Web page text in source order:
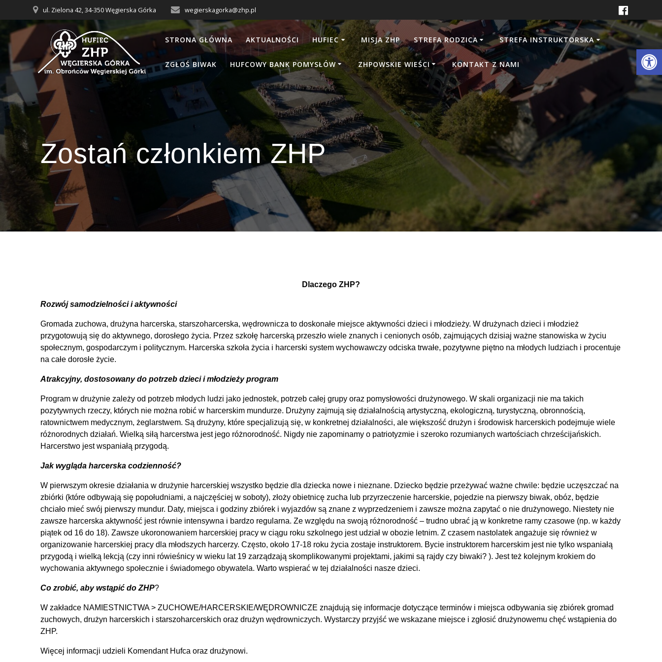
do
treści
ul. Zielona 42, 34-350 Węgierska Górka wegierskagorka@zhp.pl
STRONA GŁÓWNA AKTUALNOŚCI HUFIEC MISJA ZHP STREFA RODZICA STREFA INSTRUKTORSKA
ZGŁOŚ BIWAK HUFCOWY BANK POMYSŁÓW ZHPOWSKIE WIEŚCI KONTAKT Z NAMI
Zostań członkiem ZHP
Dlaczego ZHP?
Rozwój samodzielności i aktywności
Gromada zuchowa, drużyna harcerska, starszoharcerska, wędrownicza to doskonałe miejsce aktywności dzieci i młodzieży. W drużynach dzieci i młodzież
przygotowują się do aktywnego, dorosłego życia. Przez szkołę harcerską przeszło wiele znanych i cenionych osób, zajmujących dzisiaj ważne stanowiska w życiu
społecznym, gospodarczym i politycznym. Harcerska szkoła życia i harcerski system wychowawczy odciska trwałe, pozytywne piętno na młodych ludziach i procentuje
na całe dorosłe życie.
Atrakcyjny, dostosowany do potrzeb dzieci i młodzieży program
Program w drużynie zależy od potrzeb młodych ludzi jako jednostek, potrzeb całej grupy oraz pomysłowości drużynowego. W skali organizacji nie ma takich
pozytywnych rzeczy, których nie można robić w harcerskim mundurze. Drużyny zajmują się działalnością artystyczną, ekologiczną, turystyczną, obronnością,
ratownictwem medycznym, żeglarstwem. Są drużyny, które specjalizują się, w konkretnej działalności, ale większość drużyn i środowisk harcerskich podejmuje wiele
różnorodnych działań. Wielką siłą harcerstwa jest jego różnorodność. Nigdy nie zapominamy o patriotyzmie i szeroko rozumianych wartościach chrześcijańskich.
Harcerstwo jest wspaniałą przygodą.
Jak wygląda harcerska codzienność?
W pierwszym okresie działania w drużynie harcerskiej wszystko będzie dla dziecka nowe i nieznane. Dziecko będzie przeżywać ważne chwile: będzie uczęszczać na
zbiórki (które odbywają się popołudniami, a najczęściej w soboty), złoży obietnicę zucha lub przyrzeczenie harcerskie, pojedzie na pierwszy biwak, obóz, będzie
chciało mieć swój pierwszy mundur. Daty, miejsca i godziny zbiórek i wyjazdów są znane z wyprzedzeniem i zawsze można zapytać o nie drużynowego. Niestety nie
zawsze harcerska aktywność jest równie intensywna i bardzo regularna. Ze względu na swoją różnorodność – trudno ubrać ją w konkretne ramy czasowe (np. w każdy
piątek od 16 do 18). Zawsze ukoronowaniem harcerskiej pracy w ciągu roku szkolnego jest udział w obozie letnim. Z czasem nastolatek angażuje się również w
organizowanie harcerskiej pracy dla młodszych harcerzy. Często, około 17-18 roku życia zostaje instruktorem. Bycie instruktorem harcerskim jest nie tylko wspaniałą
przygodą i wielką lekcją (czy inni rówieśnicy w wieku lat 19 zarządzają skomplikowanymi projektami, jakimi są rajdy czy biwaki? ). Jest też kolejnym krokiem do
wychowania aktywnego społecznie i świadomego obywatela. Warto wspierać w tej działalności nasze dzieci.
Co zrobić, aby wstąpić do ZHP?
W zakładce NAMIESTNICTWA > ZUCHOWE/HARCERSKIE/WĘDROWNICZE znajdują się informacje dotyczące terminów i miejsca odbywania się zbiórek gromad
zuchowych, drużyn harcerskich i starszoharcerskich oraz drużyn wędrowniczych. Wystarczy przyjść we wskazane miejsce i zgłosić drużynowemu chęć wstąpienia do
ZHP.
Więcej informacji udzieli Komendant Hufca oraz drużynowi.